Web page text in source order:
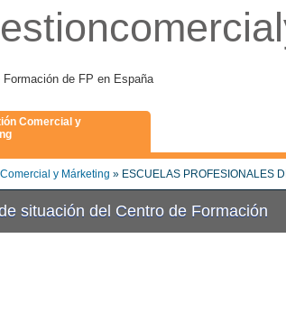
Formación de FP en España
Comercial y
y Márketing » ESCUELAS PROFESIONALES
situación del Centro de Formación